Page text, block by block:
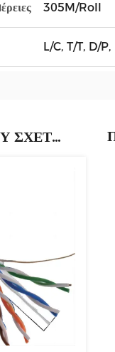
305M/Roll
L/C, T/T, D/P,
ΠΡΟΪΌΝΤΑ ΠΟΥ ΣΧΕΤΊΖΟΝΤΑΙ